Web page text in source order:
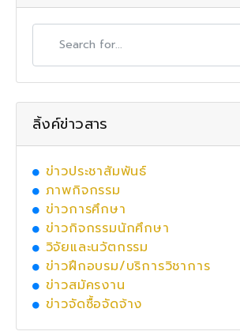
ลิ้งค์ข่าวสาร
ข่าวประชาสัมพันธ์
ภาพกิจกรรม
ข่าวการศึกษา
ข่าวกิจกรรมนักศึกษา
วิจัยและนวัตกรรม
ข่าวฝึกอบรม/บริการวิชาการ
ข่าวสมัครงาน
ข่าวจัดซื้อจัดจ้าง